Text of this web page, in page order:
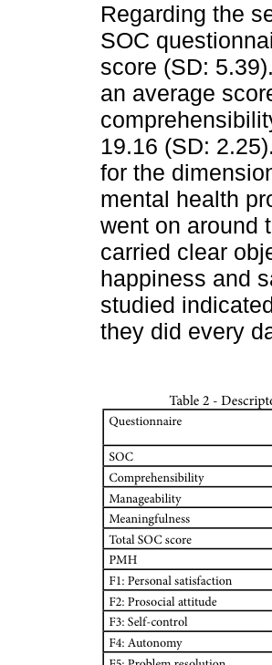
Regarding the
SOC
score (SD:
an average
19.16 (SD:
for the
mental health
went on around
carried clear
happiness and
studied
they did every